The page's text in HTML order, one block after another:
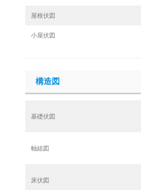
屋根伏図
小屋伏図
構造図
基礎伏図
軸組図
床伏図